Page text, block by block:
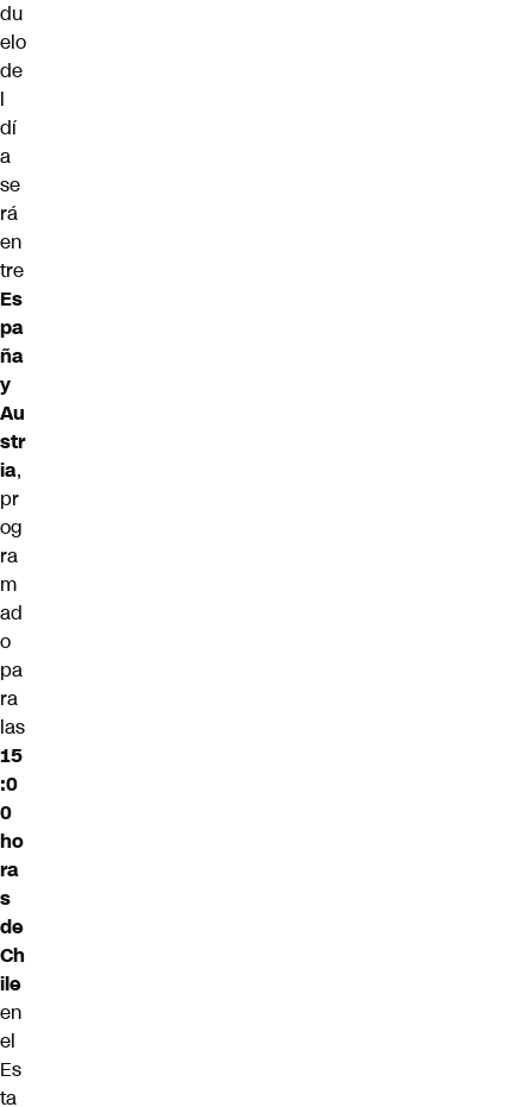
du
elo
de
l
dí
a
se
rá
en
tre
Es
pa
ña
y
Au
str
ia,
pr
og
ra
m
ad
o
pa
ra
las
15
:0
0
ho
ra
s
de
Ch
ile
en
el
Es
ta